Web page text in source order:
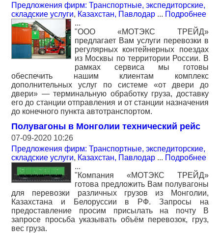
Предложения фирм: Транспортные, экспедиторские,
складские услуги, Казахстан, Павлодар ... Подробнее
...
"ООО «МОТЭКС ТРЕЙД»
предлагает Вам услуги перевозки в
регулярных контейнерных поездах
из Москвы по территории России. В
рамках сервиса мы готовы
обеспечить нашим клиентам комплекс
дополнительных услуг по системе «от двери до
двери» — терминальную обработку груза, доставку
его до станции отправления и от станции назначения
до конечного пункта автотранспортом.
Полувагоны в Монголии технический рейс
07-09-2020 10:26
Предложения фирм: Транспортные, экспедиторские,
складские услуги, Казахстан, Павлодар ... Подробнее
...
"Компания «МОТЭКС ТРЕЙД»
готова предложить Вам полувагоны
для перевозки различных грузов из Монголии,
Казахстана и Белоруссии в РФ. Запросы на
предоставление просим присылать на почту В
запросе просьба указывать объём перевозок, груз,
вес груза.